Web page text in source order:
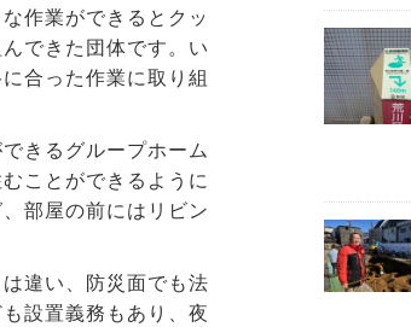
作業ができるとクッ
できた団体です。い
合った作業に取り組
きるグループホーム
ことができるように
部屋の前にはリビン
違い、防災面でも法
設置義務もあり、夜